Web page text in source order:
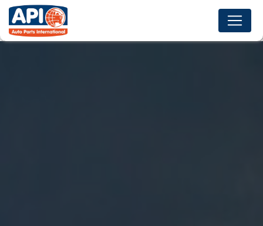
Panneau de gestion des cookies